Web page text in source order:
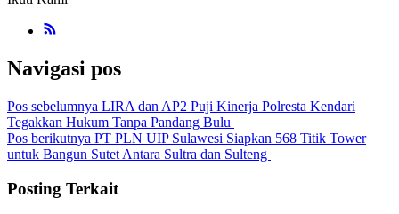
Navigasi pos
Pos sebelumnya LIRA dan AP2 Puji Kinerja Polresta Kendari
Tegakkan Hukum Tanpa Pandang Bulu
Pos berikutnya PT PLN UIP Sulawesi Siapkan 568 Titik Tower
untuk Bangun Sutet Antara Sultra dan Sulteng
Posting Terkait